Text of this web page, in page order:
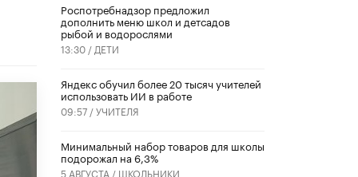
Роспотребнадзор предложил
дополнить меню школ и детсадов
рыбой и водорослями
13:30 / ДЕТИ
​Яндекс обучил более 20 тысяч учителей
использовать ИИ в работе
09:57 /УЧИТЕЛЯ
Минимальный набор товаров для школы
подорожал на 6,3%
5 АВГУСТА / ШКОЛЬНИКИ